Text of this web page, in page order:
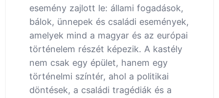
esemény zajlott le: állami fogadások,
bálok, ünnepek és családi események,
amelyek mind a magyar és az európai
történelem részét képezik. A kastély
nem csak egy épület, hanem egy
történelmi színtér, ahol a politikai
döntések, a családi tragédiák és a